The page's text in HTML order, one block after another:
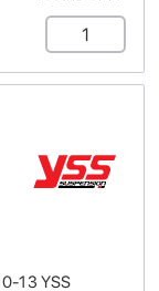
13 YSS